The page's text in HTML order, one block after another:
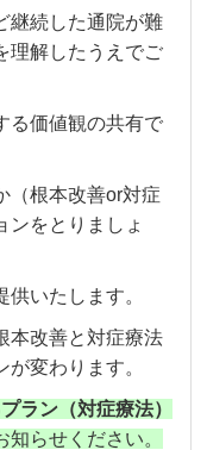
継続した通院が難
理解したうえでご
る価値観の共有で
（根本改善or対症
ンをとりましょ
いたします。
本改善と対症療法
変わります。
ラン（対症療法）
らせください。